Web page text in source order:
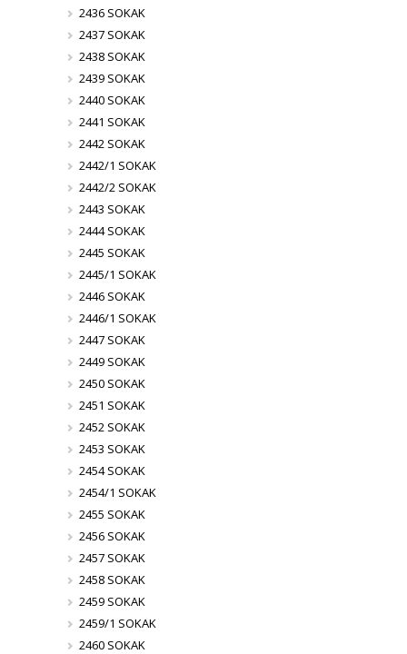
2436 SOKAK
2437 SOKAK
2438 SOKAK
2439 SOKAK
2440 SOKAK
2441 SOKAK
2442 SOKAK
2442/1 SOKAK
2442/2 SOKAK
2443 SOKAK
2444 SOKAK
2445 SOKAK
2445/1 SOKAK
2446 SOKAK
2446/1 SOKAK
2447 SOKAK
2449 SOKAK
2450 SOKAK
2451 SOKAK
2452 SOKAK
2453 SOKAK
2454 SOKAK
2454/1 SOKAK
2455 SOKAK
2456 SOKAK
2457 SOKAK
2458 SOKAK
2459 SOKAK
2459/1 SOKAK
2460 SOKAK